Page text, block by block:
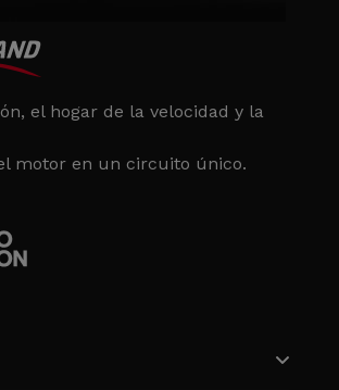
el hogar de la velocidad y la
motor en un circuito único.